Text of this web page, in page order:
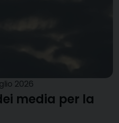
2026
media per la